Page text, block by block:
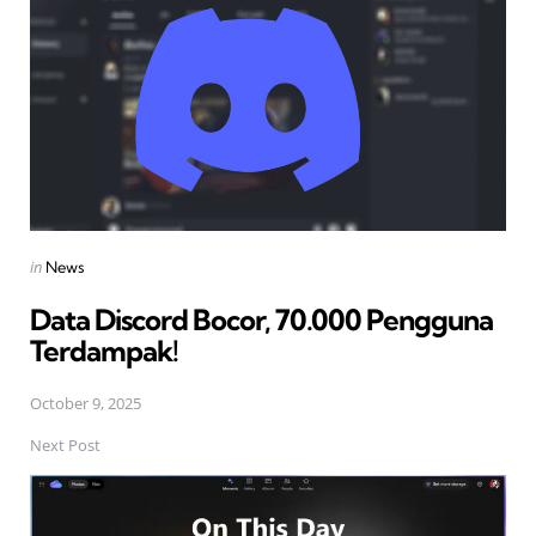
Posted
in News
Data Discord Bocor, 70.000 Pengguna
Terdampak!
October 9, 2025
Next Post